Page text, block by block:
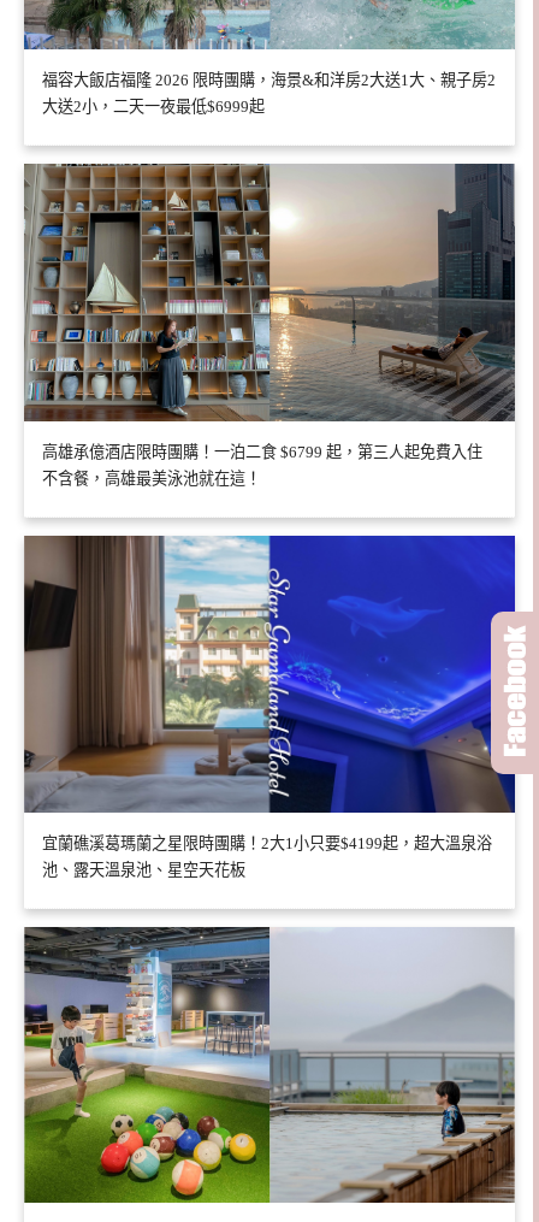
福容大飯店福隆 2026 限時團購，海景&和洋房2大送1大、親子房2
大送2小，二天一夜最低$6999起
高雄承億酒店限時團購！一泊二食 $6799 起，第三人起免費入住
不含餐，高雄最美泳池就在這！
宜蘭礁溪葛瑪蘭之星限時團購！2大1小只要$4199起，超大溫泉浴
池、露天溫泉池、星空天花板